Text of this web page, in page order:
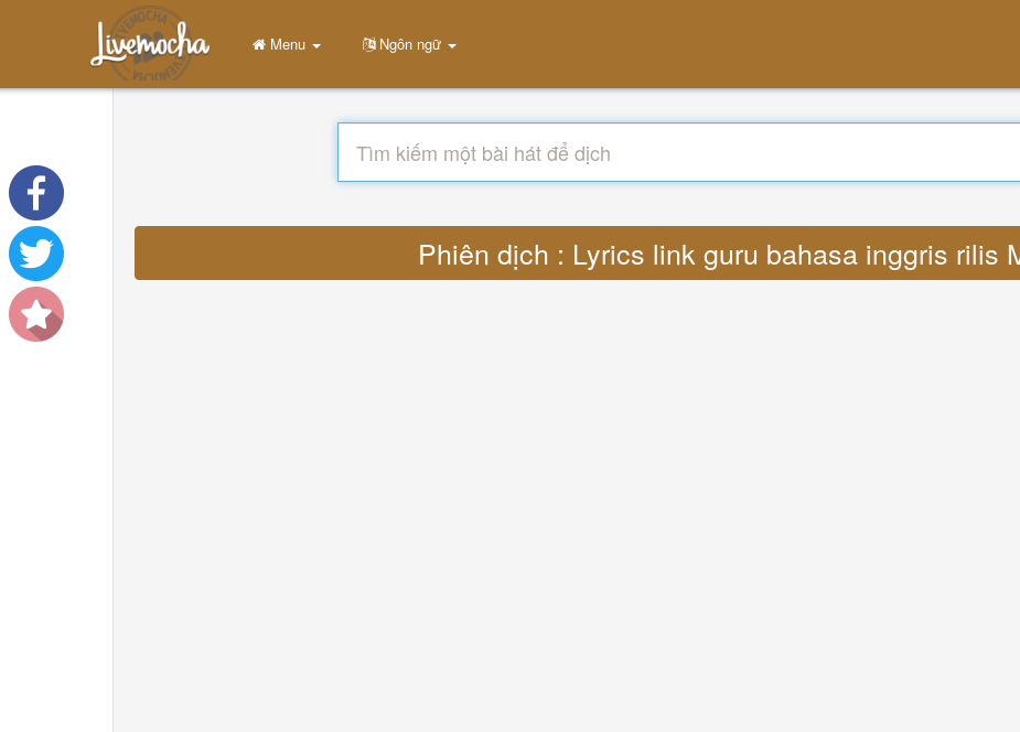
Menu Ngôn ngữ
Phiên dịch : Lyrics link guru bahasa inggris rilis